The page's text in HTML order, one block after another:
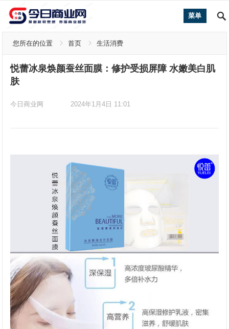
菜单
您所在的位置 首页 生活消费
悦蕾冰泉焕颜蚕丝面膜：修护受损屏障 水嫩美白肌
肤
今日商业网 2024年1月4日 11:01